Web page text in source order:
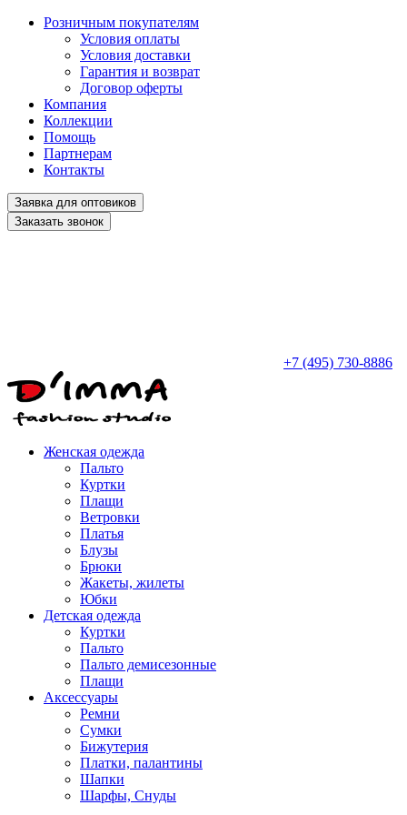
Розничным покупателям
Условия оплаты
Условия доставки
Гарантия и возврат
Договор оферты
Компания
Коллекции
Помощь
Партнерам
Контакты
Заявка для оптовиков
Заказать звонок
+7 (495) 730-8886
Женская одежда
Пальто
Куртки
Плащи
Ветровки
Платья
Блузы
Брюки
Жакеты, жилеты
Юбки
Детская одежда
Куртки
Пальто
Пальто демисезонные
Плащи
Аксессуары
Ремни
Сумки
Бижутерия
Платки, палантины
Шапки
Шарфы, Снуды